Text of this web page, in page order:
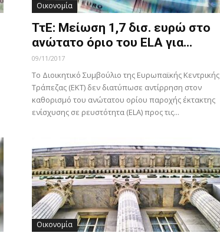
Οικονομία
ΤτΕ: Μείωση 1,7 δισ. ευρώ στο
ανώτατο όριο του ELA για...
09/11/2017
Το Διοικητικό Συμβούλιο της Ευρωπαϊκής Κεντρικής
Τράπεζας (ΕΚΤ) δεν διατύπωσε αντίρρηση στον
καθορισμό του ανώτατου ορίου παροχής έκτακτης
ενίσχυσης σε ρευστότητα (ELA) προς τις...
Οικονομία